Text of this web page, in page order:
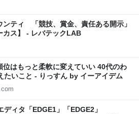
ンティ 「競技、賞金、責任ある開示」
カス】 - レバテックLAB
位はもっと柔軟に変えていい 40代のわ
たいこと - りっすん by イーアイデム
ィタ「EDGE1」「EDGE2」